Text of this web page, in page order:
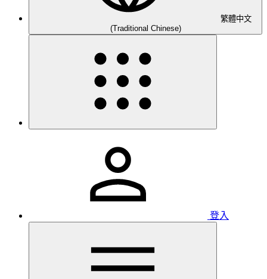
繁體中文
(Traditional Chinese)
登入